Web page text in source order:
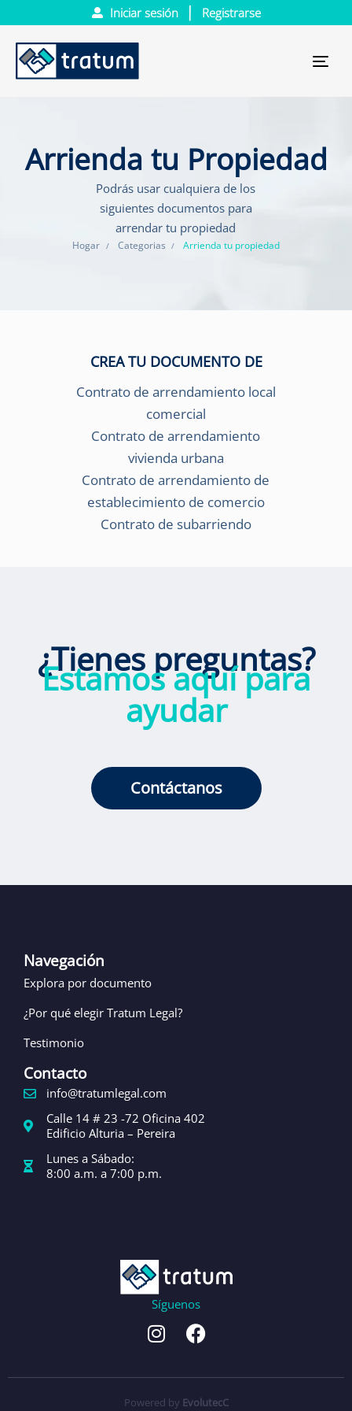
Iniciar sesión Registrarse
Arrienda tu Propiedad
Podrás usar cualquiera de los
siguientes documentos para
arrendar tu propiedad
Hogar Categorias Arrienda tu propiedad
CREA TU DOCUMENTO DE
Contrato de arrendamiento local
comercial
Contrato de arrendamiento
vivienda urbana
Contrato de arrendamiento de
establecimiento de comercio
Contrato de subarriendo
¿Tienes preguntas?
Estamos aquí para
ayudar
Contáctanos
Navegación
Explora por documento
¿Por qué elegir Tratum Legal?
Testimonio
Contacto
info@tratumlegal.com
Calle 14 # 23 -72 Oficina 402
Edificio Alturia – Pereira
Lunes a Sábado:
8:00 a.m. a 7:00 p.m.
Síguenos
Powered by EvolutecC